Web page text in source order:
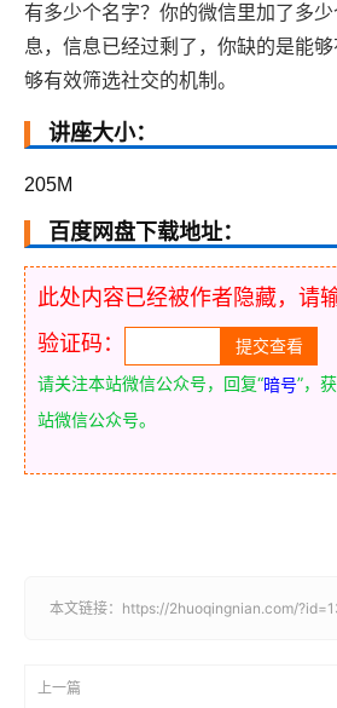
有多少个名字？你的微信里加了多
息，信息已经过剩了，你缺的是能
够有效筛选社交的机制。
讲座大小：
205M
百度网盘下载地址：
此处内容已经被作者隐藏，请
验证码：
请关注本站微信公众号，回复“暗号”，
站微信公众号。
本文链接： https://2huoqingnian.com/
上一篇